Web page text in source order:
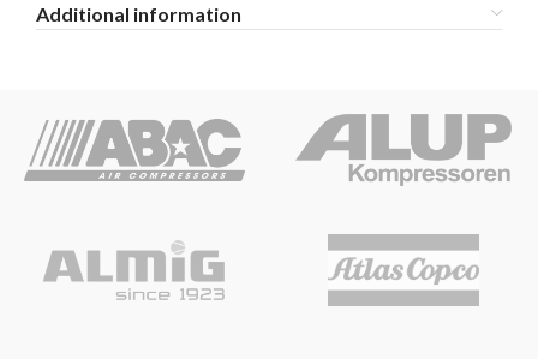
Additional information